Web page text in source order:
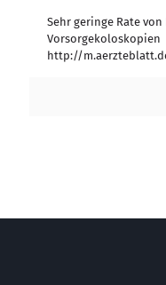
Sehr geringe Rate
Vorsorgekoloskopien
http://